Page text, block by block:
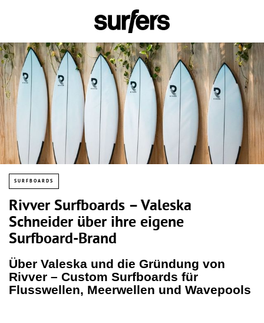
SURFBOARDS
Rivver Surfboards – Valeska
Schneider über ihre eigene
Surfboard-Brand
Über Valeska und die Gründung von
Rivver – Custom Surfboards für
Flusswellen, Meerwellen und Wavepools